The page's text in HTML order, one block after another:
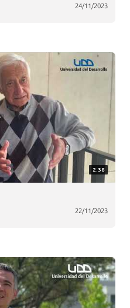
24/11/2023
2:38
22/11/2023